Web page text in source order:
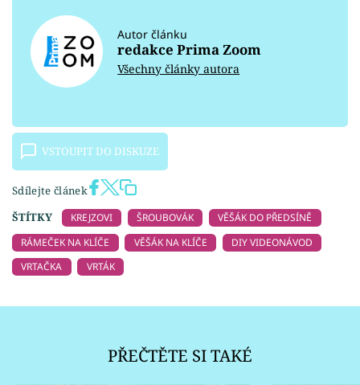
Autor článku
redakce Prima Zoom
Všechny články autora
VSTOUPIT DO DISKUZE
Sdílejte článek
ŠTÍTKY
KREJZOVI ŠROUBOVÁK
VĚŠÁK DO PŘEDSÍNĚ
RÁMEČEK NA KLÍČE
VĚŠÁK NA KLÍČE
DIY VIDEONÁVOD
VRTAČKA
VRTÁK
PŘEČTĚTE SI TAKÉ